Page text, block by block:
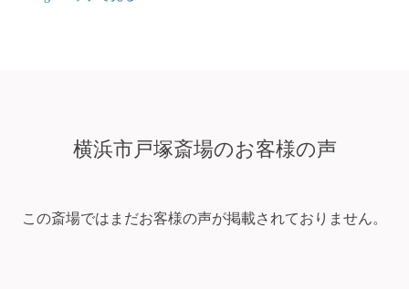
横浜市戸塚斎場のお客様の声
この斎場ではまだお客様の声が掲載されておりません。